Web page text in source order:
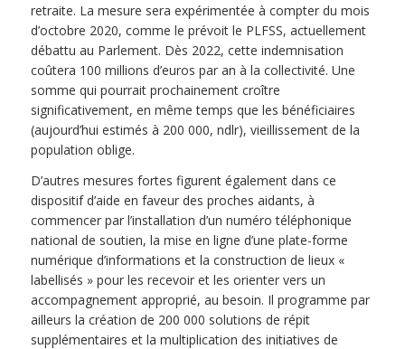
retraite. La mesure sera expérimentée à compter du mois
d’octobre 2020, comme le prévoit le PLFSS, actuellement
débattu au Parlement. Dès 2022, cette indemnisation
coûtera 100 millions d’euros par an à la collectivité. Une
somme qui pourrait prochainement croître
significativement, en même temps que les bénéficiaires
(aujourd’hui estimés à 200 000, ndlr), vieillissement de la
population oblige.
D’autres mesures fortes figurent également dans ce
dispositif d’aide en faveur des proches aidants, à
commencer par l’installation d’un numéro téléphonique
national de soutien, la mise en ligne d’une plate-forme
numérique d’informations et la construction de lieux «
labellisés » pour les recevoir et les orienter vers un
accompagnement approprié, au besoin. Il programme par
ailleurs la création de 200 000 solutions de répit
supplémentaires et la multiplication des initiatives de